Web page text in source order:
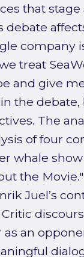
that
company
treat
and give
the
The
of four
whale
the
Juel’s
an